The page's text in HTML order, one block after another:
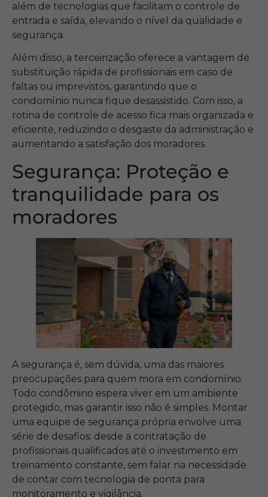
além de tecnologias que facilitam o controle de
entrada e saída, elevando o nível da qualidade e
segurança.
Além disso, a terceirização oferece a vantagem de
substituição rápida de profissionais em caso de
faltas ou imprevistos, garantindo que o
condomínio nunca fique desassistido. Com isso, a
rotina de controle de acesso fica mais organizada e
eficiente, reduzindo o desgaste da administração e
aumentando a satisfação dos moradores.
Segurança: Proteção e
tranquilidade para os
moradores
A segurança é, sem dúvida, uma das maiores
preocupações para quem mora em condomínio.
Todo condômino espera viver em um ambiente
protegido, mas garantir isso não é simples. Montar
uma equipe de segurança própria envolve uma
série de desafios: desde a contratação de
profissionais qualificados até o investimento em
treinamento constante, sem falar na necessidade
de contar com tecnologia de ponta para
monitoramento e vigilância.